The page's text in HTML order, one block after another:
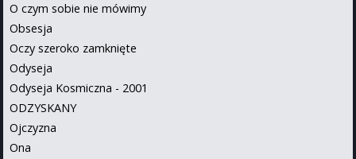
O czym sobie nie mówimy
Obsesja
Oczy szeroko zamknięte
Odyseja
Odyseja Kosmiczna - 2001
ODZYSKANY
Ojczyzna
Ona